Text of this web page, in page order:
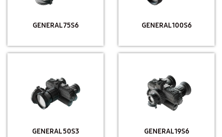
GENERAL 75S6 GENERAL 100S6
GENERAL 50S3 GENERAL 19S6